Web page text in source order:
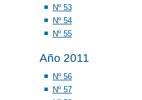
Nº 53
Nº 54
Nº 55
Año 2011
Nº 56
Nº 57